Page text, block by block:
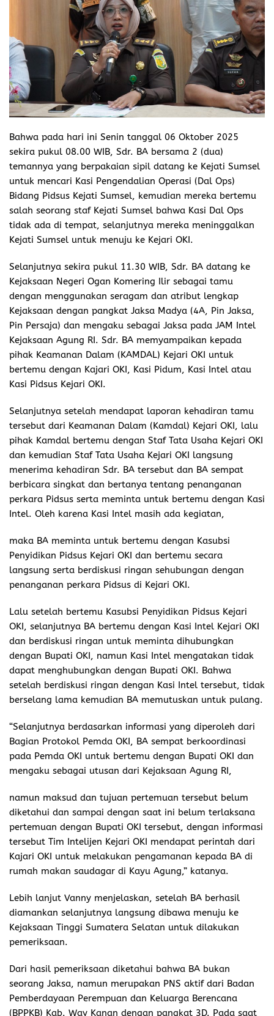
Bahwa pada hari ini Senin tanggal 06 Oktober 2025
sekira pukul 08.00 WIB, Sdr. BA bersama 2 (dua)
temannya yang berpakaian sipil datang ke Kejati Sumsel
untuk mencari Kasi Pengendalian Operasi (Dal Ops)
Bidang Pidsus Kejati Sumsel, kemudian mereka bertemu
salah seorang staf Kejati Sumsel bahwa Kasi Dal Ops
tidak ada di tempat, selanjutnya mereka meninggalkan
Kejati Sumsel untuk menuju ke Kejari OKI.
Selanjutnya sekira pukul 11.30 WIB, Sdr. BA datang ke
Kejaksaan Negeri Ogan Komering Ilir sebagai tamu
dengan menggunakan seragam dan atribut lengkap
Kejaksaan dengan pangkat Jaksa Madya (4A, Pin Jaksa,
Pin Persaja) dan mengaku sebagai Jaksa pada JAM Intel
Kejaksaan Agung RI. Sdr. BA memyampaikan kepada
pihak Keamanan Dalam (KAMDAL) Kejari OKI untuk
bertemu dengan Kajari OKI, Kasi Pidum, Kasi Intel atau
Kasi Pidsus Kejari OKI.
Selanjutnya setelah mendapat laporan kehadiran tamu
tersebut dari Keamanan Dalam (Kamdal) Kejari OKI, lalu
pihak Kamdal bertemu dengan Staf Tata Usaha Kejari OKI
dan kemudian Staf Tata Usaha Kejari OKI langsung
menerima kehadiran Sdr. BA tersebut dan BA sempat
berbicara singkat dan bertanya tentang penanganan
perkara Pidsus serta meminta untuk bertemu dengan Kasi
Intel. Oleh karena Kasi Intel masih ada kegiatan,
maka BA meminta untuk bertemu dengan Kasubsi
Penyidikan Pidsus Kejari OKI dan bertemu secara
langsung serta berdiskusi ringan sehubungan dengan
penanganan perkara Pidsus di Kejari OKI.
Lalu setelah bertemu Kasubsi Penyidikan Pidsus Kejari
OKI, selanjutnya BA bertemu dengan Kasi Intel Kejari OKI
dan berdiskusi ringan untuk meminta dihubungkan
dengan Bupati OKI, namun Kasi Intel mengatakan tidak
dapat menghubungkan dengan Bupati OKI. Bahwa
setelah berdiskusi ringan dengan Kasi Intel tersebut, tidak
berselang lama kemudian BA memutuskan untuk pulang.
“Selanjutnya berdasarkan informasi yang diperoleh dari
Bagian Protokol Pemda OKI, BA sempat berkoordinasi
pada Pemda OKI untuk bertemu dengan Bupati OKI dan
mengaku sebagai utusan dari Kejaksaan Agung RI,
namun maksud dan tujuan pertemuan tersebut belum
diketahui dan sampai dengan saat ini belum terlaksana
pertemuan dengan Bupati OKI tersebut, dengan informasi
tersebut Tim Intelijen Kejari OKI mendapat perintah dari
Kajari OKI untuk melakukan pengamanan kepada BA di
rumah makan saudagar di Kayu Agung,” katanya.
Lebih lanjut Vanny menjelaskan, setelah BA berhasil
diamankan selanjutnya langsung dibawa menuju ke
Kejaksaan Tinggi Sumatera Selatan untuk dilakukan
pemeriksaan.
Dari hasil pemeriksaan diketahui bahwa BA bukan
seorang Jaksa, namun merupakan PNS aktif dari Badan
Pemberdayaan Perempuan dan Keluarga Berencana
(BPPKB) Kab. Way Kanan dengan pangkat 3D. Pada saat